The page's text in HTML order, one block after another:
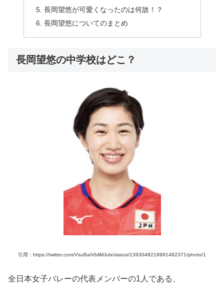
長岡望悠が可愛くなったのは何故！？
長岡望悠についてのまとめ
長岡望悠の中学校はどこ？
引用：https://twitter.com/VsuBaiVbilMJulx/status/1393048219991482371/photo/1
全日本女子バレーの代表メンバーの1人である、